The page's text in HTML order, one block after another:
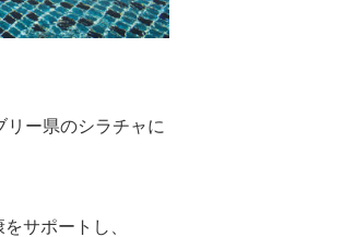
リー県のシラチャに
サポートし、